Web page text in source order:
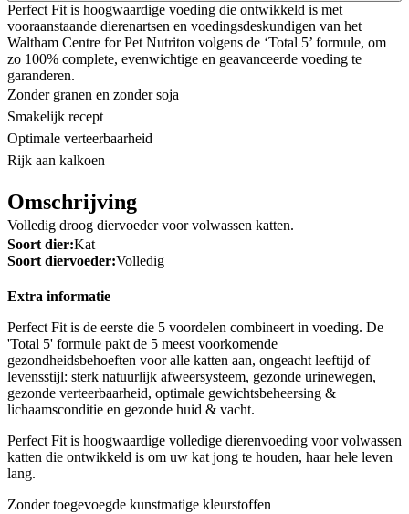
Perfect Fit is hoogwaardige voeding die ontwikkeld is met
vooraanstaande dierenartsen en voedingsdeskundigen van het
Waltham Centre for Pet Nutriton volgens de ‘Total 5’ formule, om
zo 100% complete, evenwichtige en geavanceerde voeding te
garanderen.
Zonder granen en zonder soja
Smakelijk recept
Optimale verteerbaarheid
Rijk aan kalkoen
Omschrijving
Volledig droog diervoeder voor volwassen katten.
Soort dier:Kat
Soort diervoeder:Volledig
Extra informatie
Perfect Fit is de eerste die 5 voordelen combineert in voeding. De
'Total 5' formule pakt de 5 meest voorkomende
gezondheidsbehoeften voor alle katten aan, ongeacht leeftijd of
levensstijl: sterk natuurlijk afweersysteem, gezonde urinewegen,
gezonde verteerbaarheid, optimale gewichtsbeheersing &
lichaamsconditie en gezonde huid & vacht.
Perfect Fit is hoogwaardige volledige dierenvoeding voor volwassen
katten die ontwikkeld is om uw kat jong te houden, haar hele leven
lang.
Zonder toegevoegde kunstmatige kleurstoffen